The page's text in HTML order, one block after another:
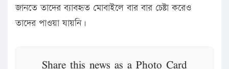
জানতে তাদের ব্যাবহৃত মোবাইলে বার বার চেষ্টা করেও
তাদের পাওয়া যায়নি।
Share this news as a Photo Card